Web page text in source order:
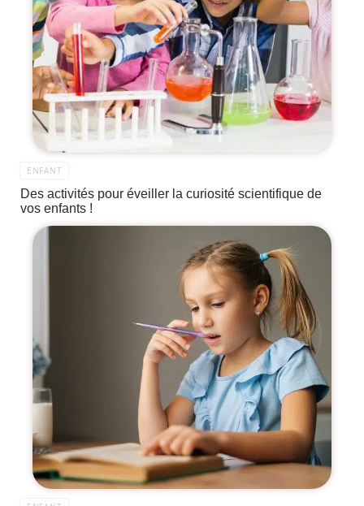
ENFANT
Des activités pour éveiller la curiosité scientifique de
vos enfants !